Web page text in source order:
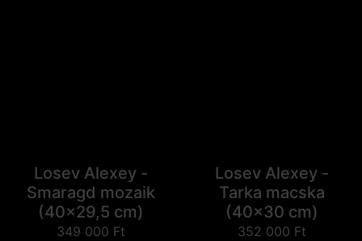
Losev Alexey -
Smaragd mozaik
(40x29,5 cm)
349 000 Ft
Losev Alexey -
Tarka macska
(40x30 cm)
352 000 Ft